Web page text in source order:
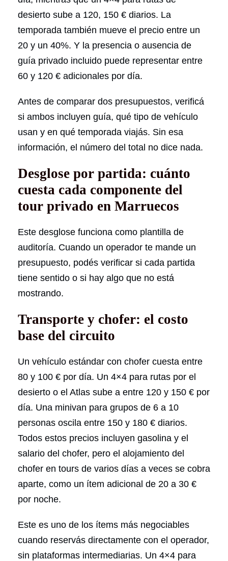
desierto sube a 120, 150 € diarios. La
temporada también mueve el precio entre un
20 y un 40%. Y la presencia o ausencia de
guía privado incluido puede representar entre
60 y 120 € adicionales por día.
Antes de comparar dos presupuestos, verificá
si ambos incluyen guía, qué tipo de vehículo
usan y en qué temporada viajás. Sin esa
información, el número del total no dice nada.
Desglose por partida: cuánto
cuesta cada componente del
tour privado en Marruecos
Este desglose funciona como plantilla de
auditoría. Cuando un operador te mande un
presupuesto, podés verificar si cada partida
tiene sentido o si hay algo que no está
mostrando.
Transporte y chofer: el costo
base del circuito
Un vehículo estándar con chofer cuesta entre
80 y 100 € por día. Un 4×4 para rutas por el
desierto o el Atlas sube a entre 120 y 150 € por
día. Una minivan para grupos de 6 a 10
personas oscila entre 150 y 180 € diarios.
Todos estos precios incluyen gasolina y el
salario del chofer, pero el alojamiento del
chofer en tours de varios días a veces se cobra
aparte, como un ítem adicional de 20 a 30 €
por noche.
Este es uno de los ítems más negociables
cuando reservás directamente con el operador,
sin plataformas intermediarias. Un 4×4 para